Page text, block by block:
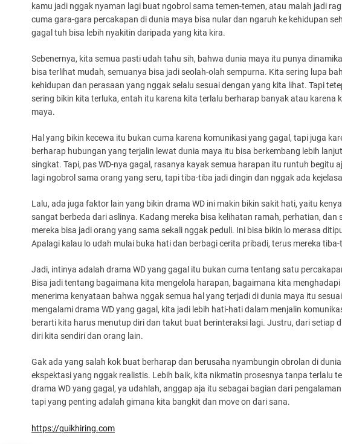
kamu jadi nggak nyaman lagi buat ngobrol sama temen-temen, atau malah jadi
cuma gara-gara percakapan di dunia maya bisa nular dan ngaruh ke kehidupan
gagal tuh bisa lebih nyakitin daripada yang kita kira.
Sebenernya, kita semua pasti udah tahu sih, bahwa dunia maya itu punya
bisa terlihat mudah, semuanya bisa jadi seolah-olah sempurna. Kita sering lupa
kehidupan dan perasaan yang nggak selalu sesuai dengan yang kita lihat. Tapi
sering bikin kita terluka, entah itu karena kita terlalu berharap banyak atau karena
maya.
Hal yang bikin kecewa itu bukan cuma karena komunikasi yang gagal, tapi juga
berharap hubungan yang terjalin lewat dunia maya itu bisa berkembang lebih
singkat. Tapi, pas WD-nya gagal, rasanya kayak semua harapan itu runtuh begitu
lagi ngobrol sama orang yang seru, tapi tiba-tiba jadi dingin dan nggak ada
Lalu, ada juga faktor lain yang bikin drama WD ini makin bikin sakit hati, yaitu
sangat berbeda dari aslinya. Kadang mereka bisa kelihatan ramah, perhatian,
mereka bisa jadi orang yang sama sekali nggak peduli. Ini bisa bikin lo merasa
Apalagi kalau lo udah mulai buka hati dan berbagi cerita pribadi, terus mereka
Jadi, intinya adalah drama WD yang gagal itu bukan cuma tentang satu
Bisa jadi tentang bagaimana kita mengelola harapan, bagaimana kita
menerima kenyataan bahwa nggak semua hal yang terjadi di dunia maya itu
mengalami drama WD yang gagal, kita jadi lebih hati-hati dalam menjalin
berarti kita harus menutup diri dan takut buat berinteraksi lagi. Justru, dari setiap
diri kita sendiri dan orang lain.
Gak ada yang salah kok buat berharap dan berusaha nyambungin obrolan di
ekspektasi yang nggak realistis. Lebih baik, kita nikmatin prosesnya tanpa terlalu
drama WD yang gagal, ya udahlah, anggap aja itu sebagai bagian dari
tapi yang penting adalah gimana kita bangkit dan move on dari sana.
https://quikhiring.com